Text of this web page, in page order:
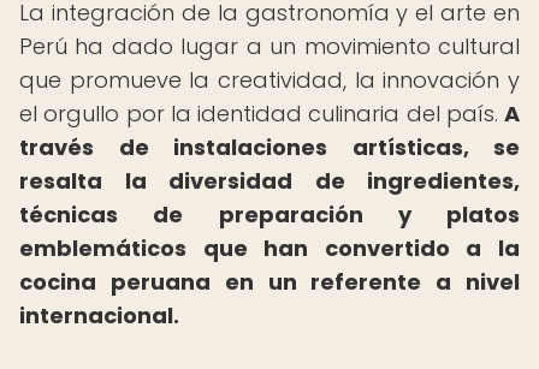
La integración de la gastronomía y el arte en
Perú ha dado lugar a un movimiento cultural
que promueve la creatividad, la innovación y
el orgullo por la identidad culinaria del país. A
través de instalaciones artísticas, se
resalta la diversidad de ingredientes,
técnicas de preparación y platos
emblemáticos que han convertido a la
cocina peruana en un referente a nivel
internacional.